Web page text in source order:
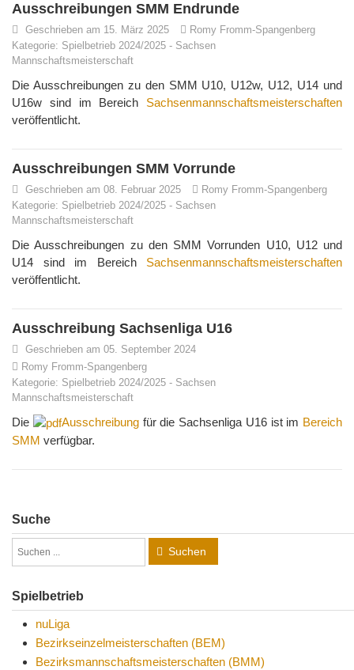
Ausschreibungen SMM Endrunde
Geschrieben am 15. März 2025
Romy Fromm-Spangenberg
Kategorie: Spielbetrieb 2024/2025 - Sachsen
Mannschaftsmeisterschaft
Die Ausschreibungen zu den SMM U10, U12w, U12, U14 und
U16w sind im Bereich Sachsenmannschaftsmeisterschaften
veröffentlicht.
Ausschreibungen SMM Vorrunde
Geschrieben am 08. Februar 2025
Romy Fromm-Spangenberg
Kategorie: Spielbetrieb 2024/2025 - Sachsen
Mannschaftsmeisterschaft
Die Ausschreibungen zu den SMM Vorrunden U10, U12 und
U14 sind im Bereich Sachsenmannschaftsmeisterschaften
veröffentlicht.
Ausschreibung Sachsenliga U16
Geschrieben am 05. September 2024
Romy Fromm-Spangenberg
Kategorie: Spielbetrieb 2024/2025 - Sachsen
Mannschaftsmeisterschaft
Die Ausschreibungfür die Sachsenliga U16 ist im Bereich
SMM verfügbar.
Suche
Suchen
Spielbetrieb
nuLiga
Bezirkseinzelmeisterschaften (BEM)
Bezirksmannschaftsmeisterschaften (BMM)